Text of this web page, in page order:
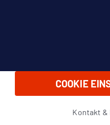
COOKIE
Kontakt &